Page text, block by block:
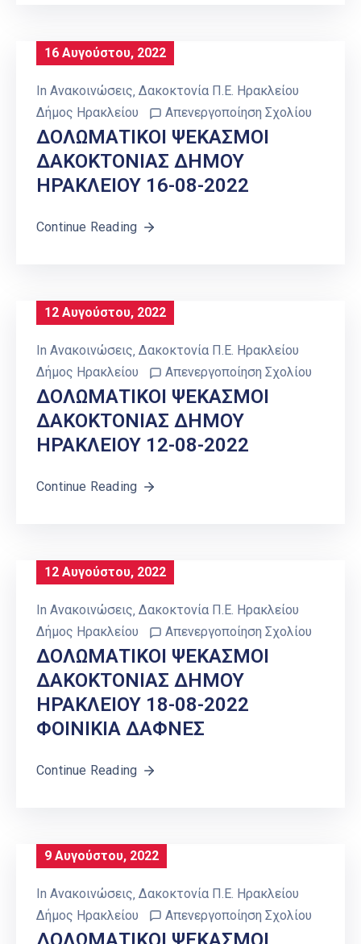
16 Αυγούστου, 2022
In Ανακοινώσεις‚ Δακοκτονία Π.Ε. Ηρακλείου
Δήμος Ηρακλείου
Απενεργοποίηση Σχολίου
ΔΟΛΩΜΑΤΙΚΟΙ ΨΕΚΑΣΜΟΙ
ΔΑΚΟΚΤΟΝΙΑΣ ΔΗΜΟΥ
ΗΡΑΚΛΕΙΟΥ 16-08-2022
Continue Reading
12 Αυγούστου, 2022
In Ανακοινώσεις‚ Δακοκτονία Π.Ε. Ηρακλείου
Δήμος Ηρακλείου
Απενεργοποίηση Σχολίου
ΔΟΛΩΜΑΤΙΚΟΙ ΨΕΚΑΣΜΟΙ
ΔΑΚΟΚΤΟΝΙΑΣ ΔΗΜΟΥ
ΗΡΑΚΛΕΙΟΥ 12-08-2022
Continue Reading
12 Αυγούστου, 2022
In Ανακοινώσεις‚ Δακοκτονία Π.Ε. Ηρακλείου
Δήμος Ηρακλείου
Απενεργοποίηση Σχολίου
ΔΟΛΩΜΑΤΙΚΟΙ ΨΕΚΑΣΜΟΙ
ΔΑΚΟΚΤΟΝΙΑΣ ΔΗΜΟΥ
ΗΡΑΚΛΕΙΟΥ 18-08-2022
ΦΟΙΝΙΚΙΑ ΔΑΦΝΕΣ
Continue Reading
9 Αυγούστου, 2022
In Ανακοινώσεις Δακοκτονία Π.Ε. Ηρακλείου
Δήμος Ηρακλείου
Απενεργοποίηση Σχολίου